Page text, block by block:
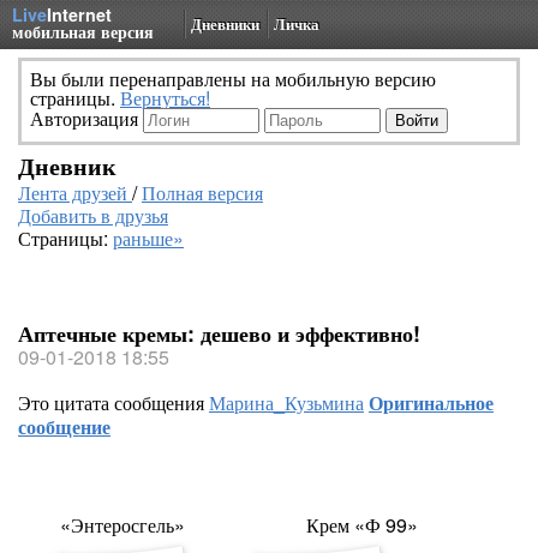
LiveInternet
мобильная версия Дневники Личка
Вы были перенаправлены на мобильную версию
страницы. Вернуться!
Авторизация
Дневник
Лента друзей /Полная версия
Добавить в друзья
Страницы: раньше»
Аптечные кремы: дешево и эффективно!
09-01-2018 18:55
Это цитата сообщенияМарина_КузьминаОригинальное
сообщение
«Энтеросгель» Крем «Ф 99»